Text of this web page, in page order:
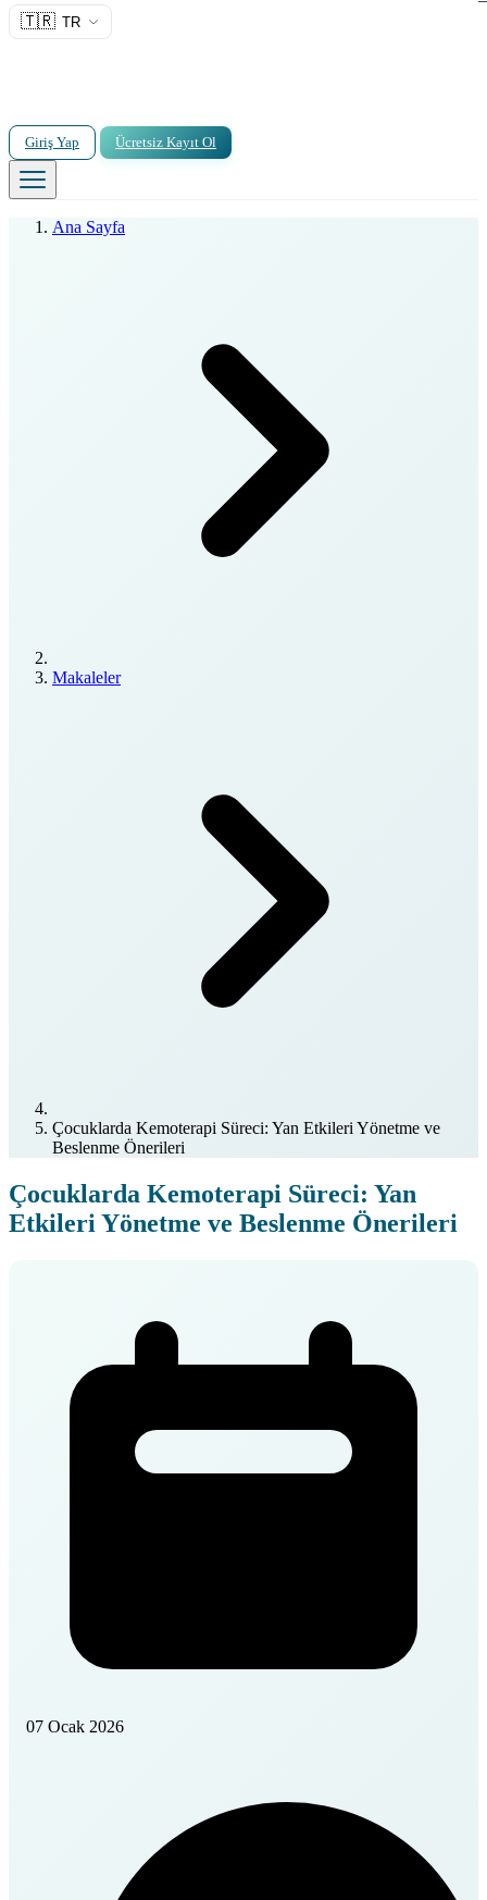
🇹🇷 TR
Giriş Yap Ücretsiz Kayıt Ol
Ana Sayfa
Makaleler
Çocuklarda Kemoterapi Süreci: Yan Etkileri Yönetme ve
Beslenme Önerileri
Çocuklarda Kemoterapi Süreci: Yan
Etkileri Yönetme ve Beslenme Önerileri
07 Ocak 2026